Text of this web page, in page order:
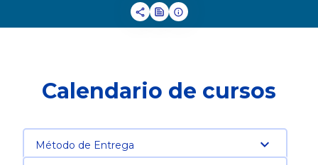
Calendario de cursos
Método de Entrega